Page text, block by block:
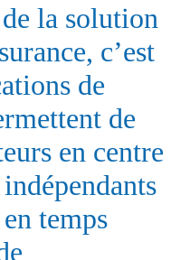
la solution
c’est
de
de
en centre
temps